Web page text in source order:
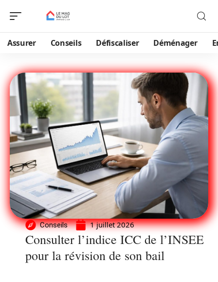
Assurer Conseils Défiscaliser Déménager
Conseils 1 juillet 2026
Consulter l’indice ICC de l’INSEE
pour la révision de son bail